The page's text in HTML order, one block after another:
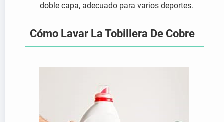
doble capa, adecuado para varios deportes.
Cómo Lavar La Tobillera De Cobre